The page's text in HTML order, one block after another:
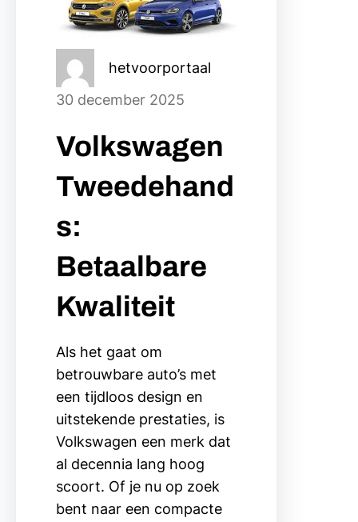
hetvoorportaal
30 december 2025
Volkswagen
Tweedehand
s:
Betaalbare
Kwaliteit
Als het gaat om
betrouwbare auto’s met
een tijdloos design en
uitstekende prestaties, is
Volkswagen een merk dat
al decennia lang hoog
scoort. Of je nu op zoek
bent naar een compacte